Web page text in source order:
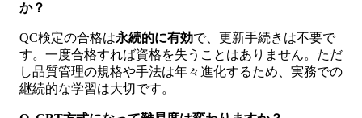
か？
QC検定の合格は永続的に有効で、更新手続きは不要で
す。一度合格すれば資格を失うことはありません。ただ
し品質管理の規格や手法は年々進化するため、実務での
継続的な学習は大切です。